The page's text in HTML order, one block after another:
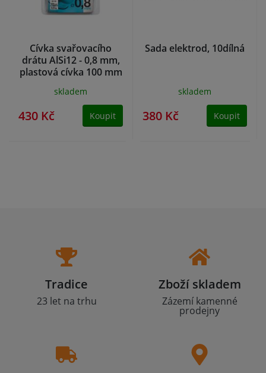
Cívka svařovacího
drátu AlSi12 - 0,8 mm,
plastová cívka 100 mm
skladem
430 Kč Koupit
Sada elektrod, 10dílná
skladem
380 Kč Koupit
Tradice
23 let na trhu
Zboží skladem
Zázemí kamenné
prodejny